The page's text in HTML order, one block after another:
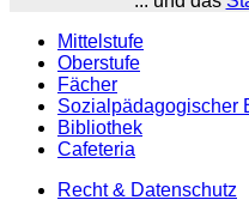
Mittelstufe
Oberstufe
Fächer
Sozialpädagogischer
Bibliothek
Cafeteria
Recht & Datenschutz